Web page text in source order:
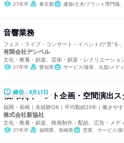
27年卒 東京都 建築/土木/プラント専門職
音響業務
フェス・ライブ・コンサート・イベントの“音”を
有限会社デシベル
文化・教養・娯楽、芸術・娯楽・レクリエーショ
27年卒 愛知県 サービス/接客、出版/メデ
締切：8月17日
福岡県|イベント企画・空間演出
福岡・長崎｜未経験OK｜平均勤続15年｜働きやす
株式会社新協社
文化・教養・娯楽、映画制作・配給、広告・メデ
27年卒 福岡県、長崎県 営業、サービス/